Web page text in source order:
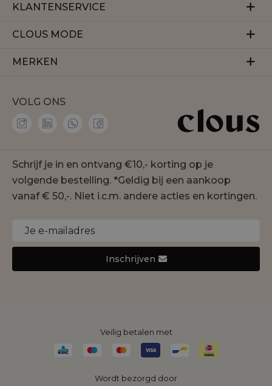
KLANTENSERVICE
Veelgestelde vragen
Betalen
CLOUS MODE
Over ons
Membership
Onze winkels
Duurzaamheid
Cookie statement
MERKEN
Accentil
Amaya Amsterdam
Geisha
Gustav
Jansen Amsterdam
Monari
Nukus
Rino&Pelle
VOLG ONS
Schrijf je in en ontvang €10,- korting op je
volgende bestelling. *Geldig bij een aankoop
vanaf € 50,-. Niet i.c.m. andere acties en kortingen.
Inschrijven
Veilig betalen met
Wordt bezorgd door